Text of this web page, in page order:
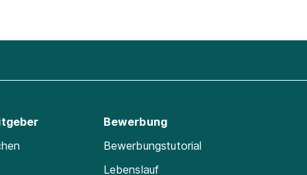
Bewerbung
Bewerbungstutorial
Lebenslauf